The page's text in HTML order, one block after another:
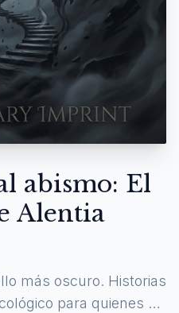
abismo: El
Alentia
más oscuro. Historias
para quienes se